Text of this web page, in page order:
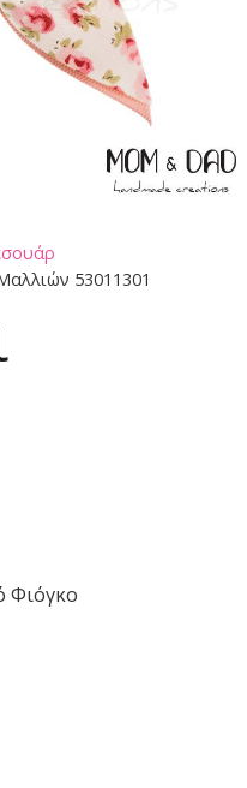
53011301
Φιόγκο